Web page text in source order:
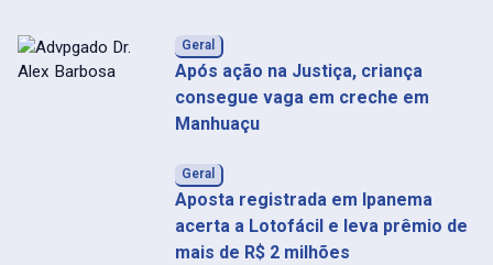
Geral
Após ação na Justiça, criança
consegue vaga em creche em
Manhuaçu
Geral
Aposta registrada em Ipanema
acerta a Lotofácil e leva prêmio de
mais de R$ 2 milhões